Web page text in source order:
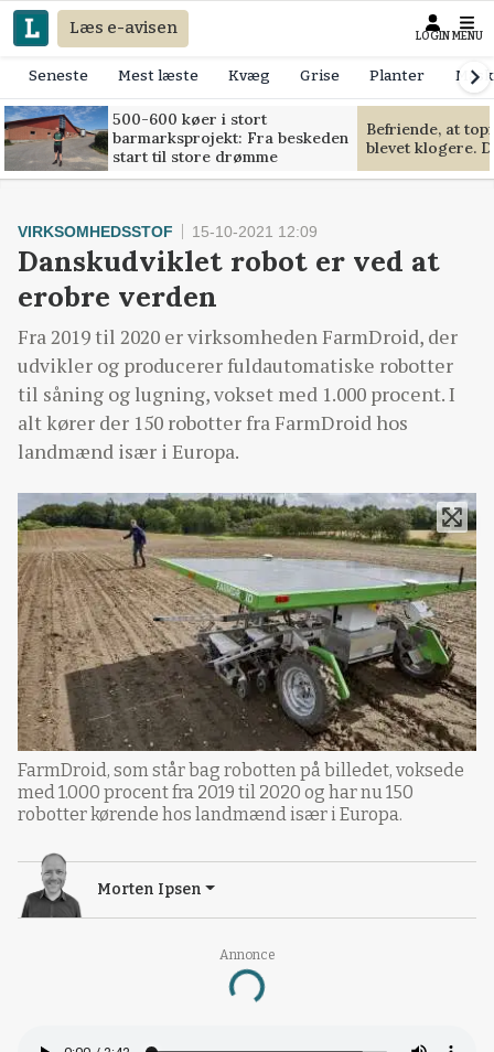
Læs e-avisen LOGIN MENU
Seneste Mest læste Kvæg Grise Planter
500-600 køer i stort
barmarksprojekt: Fra beskeden
start til store drømme
Befriende, at
blevet klogere.
Annonce
Loading...
VIRKSOMHEDSSTOF 15-10-2021 12:09
Danskudviklet robot er ved at
erobre verden
Fra 2019 til 2020 er virksomheden FarmDroid, der
udvikler og producerer fuldautomatiske robotter
til såning og lugning, vokset med 1.000 procent. I
alt kører der 150 robotter fra FarmDroid hos
landmænd især i Europa.
FarmDroid, som står bag robotten på billedet, voksede
med 1.000 procent fra 2019 til 2020 og har nu 150
robotter kørende hos landmænd især i Europa.
Morten Ipsen